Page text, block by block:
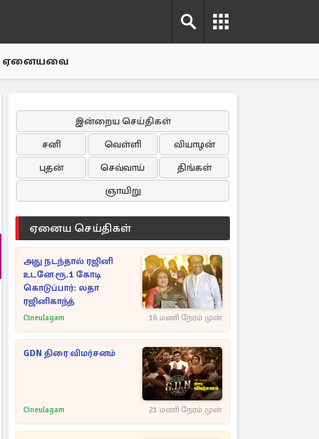
ஏனையவை
இன்றைய செய்திகள்
சனி
வெள்ளி
வியாழன்
புதன்
செவ்வாய்
திங்கள்
ஞாயிறு
ஏனைய செய்திகள்
அது நடந்தால் ரஜினி
உடனே ரூ.1 கோடி
கொடுப்பார்: லதா
ரஜினிகாந்த்
Cineulagam 16 மணி நேரம் முன்
GDN திரை விமர்சனம்
Cineulagam 21 மணி நேரம் முன்